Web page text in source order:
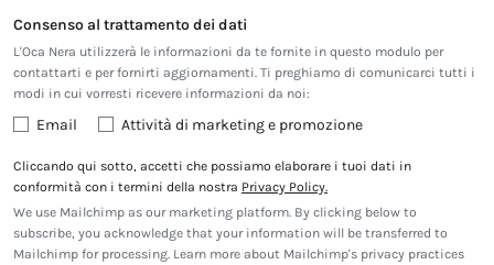
Consenso al trattamento dei dati
L'Oca Nera utilizzerà le informazioni da te fornite in questo modulo per
contattarti e per fornirti aggiornamenti. Ti preghiamo di comunicarci tutti i
modi in cui vorresti ricevere informazioni da noi:
Email Attività di marketing e promozione
Cliccando qui sotto, accetti che possiamo elaborare i tuoi dati in
conformità con i termini della nostra Privacy Policy.
We use Mailchimp as our marketing platform. By clicking below to
subscribe, you acknowledge that your information will be transferred to
Mailchimp for processing. Learn more about Mailchimp's privacy practices